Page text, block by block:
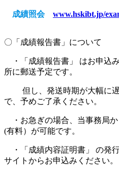
成績照会 www.hskibt.jp/
〇「成績報告書」について
・「成績報告書」 はお申込
所に郵送予定です。
但し、発送時期が大幅に遅
で、予めご了承ください。
・お急ぎの場合、当事務局
(有料）が可能です。
・「成績内容証明書」 の発
サイトからお申込みください。